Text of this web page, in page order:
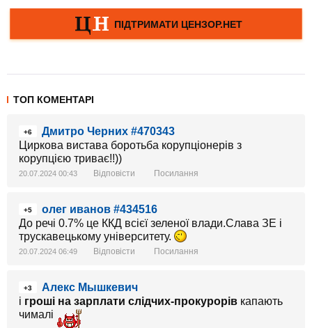
ТОП КОМЕНТАРІ
+6
Дмитро Черних #470343
Циркова вистава боротьба корупціонерів з
корупцією триває!!))
20.07.2024 00:43 Відповісти Посилання
+5
олег иванов #434516
До речі 0.7% це ККД всієї зеленої влади.Слава ЗЕ і
трускавецькому університету.
20.07.2024 06:49 Відповісти Посилання
+3
Алекс Мышкевич
і гроші на зарплати слідчих-прокурорів капають
чималі